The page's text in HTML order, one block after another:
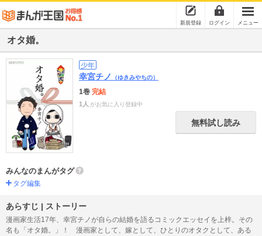
新規登録 ログイン メニュー
オタ婚。
少年
幸宮チノ （ゆきみやちの）
1巻 完結
1人 がお気に入り登録中
無料試し読み
みんなのまんがタグ
タグ編集
あらすじ | ストーリー
漫画家生活17年、幸宮チノが自らの結婚を語るコミックエッセイを上梓。その
名も「オタ婚。」！ 漫画家として、嫁として、ひとりのオタクとして、ある